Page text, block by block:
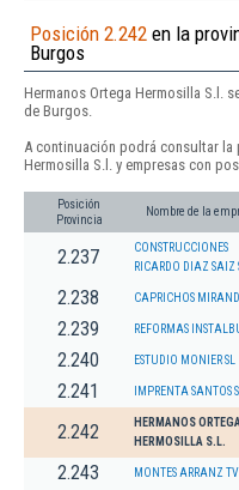
Posición 2.242 en la
Burgos
Hermanos Ortega Hermosilla S.l.
de Burgos.
A continuación podrá consultar la
Hermosilla S.l. y empresas con
Posición
Provincia
Nombre de la
2.237
CONSTRUCCIONES
RICARDO DIAZ SAIZ
2.238 CAPRICHOS
2.239 REFORMAS
2.240 ESTUDIO MONIER SL
2.241 IMPRENTA SANTOS
2.242
HERMANOS
HERMOSILLA S.L.
2.243 MONTES ARRANZ TV